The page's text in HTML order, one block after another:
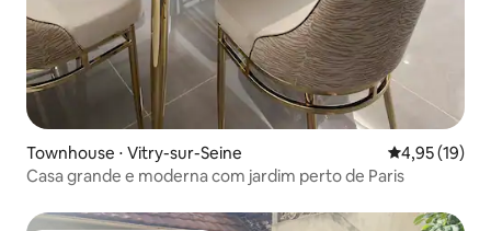
Townhouse ⋅ Vitry-sur-Seine 4,95 de uma
4,95 (19)
Casa grande e moderna com jardim perto de Paris